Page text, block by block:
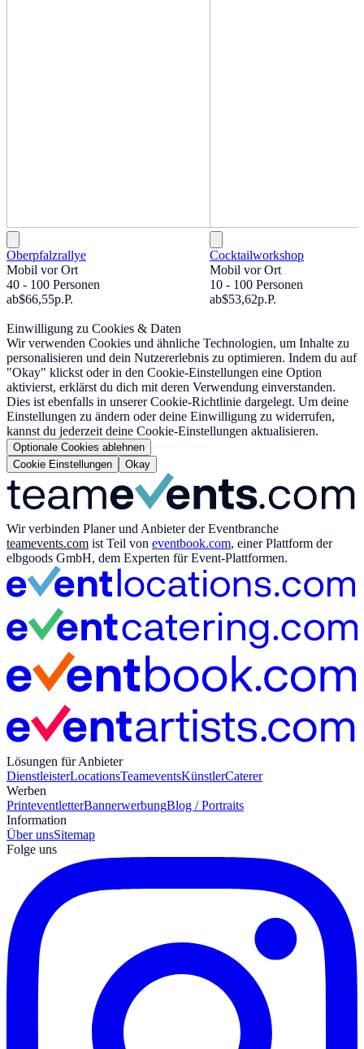
Oberpfalzrallye
Mobil vor Ort
40 - 100 Personen
ab$66,55p.P.
Cocktailworkshop
Mobil vor Ort
10 - 100 Personen
ab$53,62p.P.
Einwilligung zu Cookies & Daten
Wir verwenden Cookies und ähnliche Technologien, um Inhalte zu
personalisieren und dein Nutzererlebnis zu optimieren. Indem du auf
"Okay" klickst oder in den Cookie-Einstellungen eine Option
aktivierst, erklärst du dich mit deren Verwendung einverstanden.
Dies ist ebenfalls in unserer Cookie-Richtlinie dargelegt. Um deine
Einstellungen zu ändern oder deine Einwilligung zu widerrufen,
kannst du jederzeit deine Cookie-Einstellungen aktualisieren.
Optionale Cookies ablehnen
Cookie Einstellungen
Okay
Wir verbinden Planer und Anbieter der Eventbranche
teamevents.com ist Teil von eventbook.com, einer Plattform der
elbgoods GmbH, dem Experten für Event-Plattformen.
Lösungen für Anbieter
DienstleisterLocationsTeameventsKünstlerCaterer
Werben
PrinteventletterBannerwerbungBlog / Portraits
Information
Über unsSitemap
Folge uns